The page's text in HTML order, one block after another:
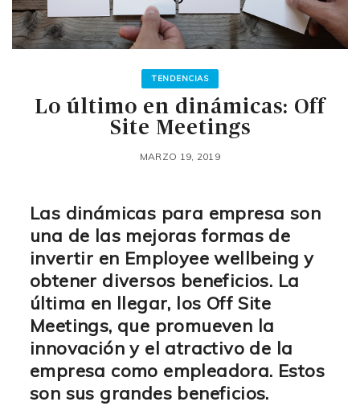
TENDENCIAS
Lo último en dinámicas: Off
Site Meetings
MARZO 19, 2019
Las dinámicas para empresa son
una de las mejoras formas de
invertir en Employee wellbeing y
obtener diversos beneficios. La
última en llegar, los Off Site
Meetings, que promueven la
innovación y el atractivo de la
empresa como empleadora. Estos
son sus grandes beneficios.